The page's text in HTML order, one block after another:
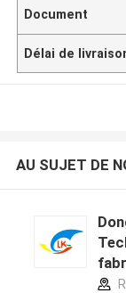
Document
Délai de
AU SUJET DE